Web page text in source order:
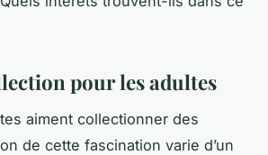
pour les adultes
aiment collectionner des
de cette fascination varie d’un